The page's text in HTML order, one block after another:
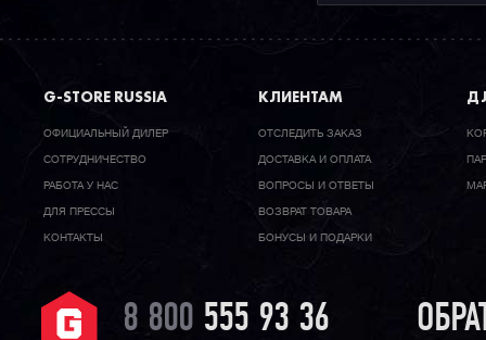
G-STORE RUSSIA
ОФИЦИАЛЬНЫЙ ДИЛЕР
CОТРУДНИЧЕСТВО
РАБОТА У НАС
ДЛЯ ПРЕССЫ
КОНТАКТЫ
КЛИЕНТАМ
ОТСЛЕДИТЬ ЗАКАЗ
ДОСТАВКА И ОПЛАТА
ВОПРОСЫ И ОТВЕТЫ
ВОЗВРАТ ТОВАРА
БОНУСЫ И ПОДАРКИ
8 800 555 93 36